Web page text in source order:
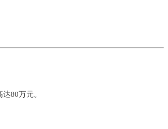
80万元。